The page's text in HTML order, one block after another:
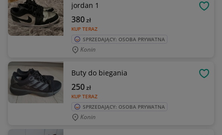
jordan 1
KUP TERAZ
380zł
SPRZEDAJĄCY: OSOBA PRYWATNA
Konin
Buty do biegania
KUP TERAZ
250zł
SPRZEDAJĄCY: OSOBA PRYWATNA
Konin